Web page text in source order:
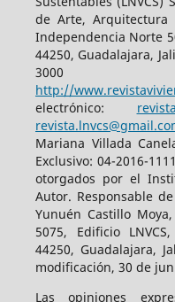
de Arte, Arquitectura
Independencia Norte
44250, Guadalajara,
3000
http://
electrónico:
Mariana Villada
Exclusivo: 04-2016-
otorgados por el
Autor. Responsable
Yunuén Castillo
5075, Edificio
44250, Guadalajara,
modificación, 30 de
Las opiniones